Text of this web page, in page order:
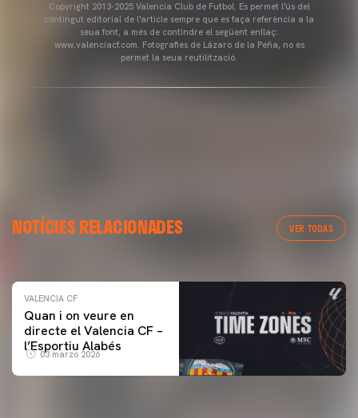
Copyright 2013-2025 Valencia Club de Futbol. Es permet l'ús del
contingut editorial de l'article sempre que es faça referència a la
seua font, a més de contindre el següent enllaç:
www.valenciacf.com. Fotografies de Lázaro de la Peña, no es
permet la seua reutilització.
NOTÍCIES RELACIONADES VER TODAS
ENTRENAMENT DEL VALENCIA CF 04/03/26
VALENCIA CF
Quan i on veure en
directe el Valencia CF –
l’Esportiu Alabés
03 marzo 2026